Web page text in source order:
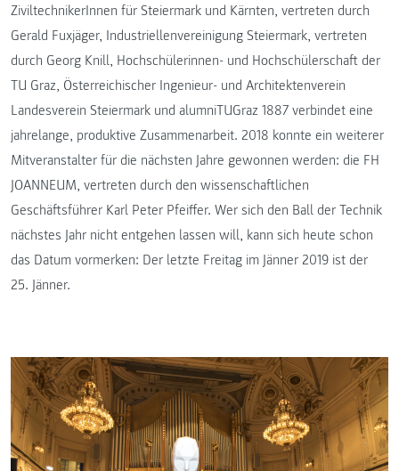
ZiviltechnikerInnen für Steiermark und Kärnten, vertreten durch
Gerald Fuxjäger, Industriellenvereinigung Steiermark, vertreten
durch Georg Knill, Hochschülerinnen- und Hochschülerschaft der
TU Graz, Österreichischer Ingenieur- und Architektenverein
Landesverein Steiermark und alumniTUGraz 1887 verbindet eine
jahrelange, produktive Zusammenarbeit. 2018 konnte ein weiterer
Mitveranstalter für die nächsten Jahre gewonnen werden: die FH
JOANNEUM, vertreten durch den wissenschaftlichen
Geschäftsführer Karl Peter Pfeiffer. Wer sich den Ball der Technik
nächstes Jahr nicht entgehen lassen will, kann sich heute schon
das Datum vormerken: Der letzte Freitag im Jänner 2019 ist der
25. Jänner.